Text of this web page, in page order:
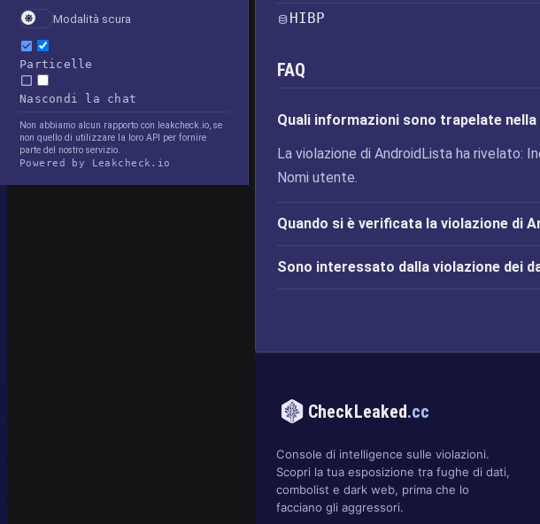
Modalità scura
Particelle
Nascondi la chat
Non abbiamo alcun rapporto con leakcheck.io, se
non quello di utilizzare la loro API per fornire
parte del nostro servizio.
Powered by Leakcheck.io
HIBP
FAQ
Quali informazioni sono trapelate
La violazione di AndroidLista ha rivelato:
Nomi utente.
Quando si è verificata la violazione di
Sono interessato dalla violazione dei
CheckLeaked.cc
Console di intelligence sulle violazioni.
Scopri la tua esposizione tra fughe di dati,
combolist e dark web, prima che lo
facciano gli aggressori.